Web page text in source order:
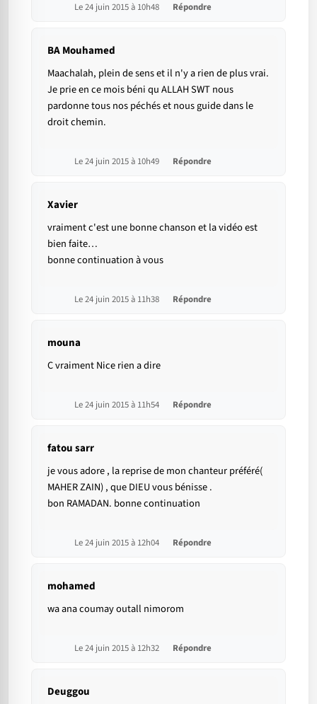
Le 24 juin 2015 à 10h48 Répondre
BA Mouhamed
Maachalah, plein de sens et il n'y a rien de plus vrai.
Je prie en ce mois béni qu ALLAH SWT nous
pardonne tous nos péchés et nous guide dans le
droit chemin.
Le 24 juin 2015 à 10h49 Répondre
Xavier
vraiment c'est une bonne chanson et la vidéo est
bien faite…
bonne continuation à vous
Le 24 juin 2015 à 11h38 Répondre
mouna
C vraiment Nice rien a dire
Le 24 juin 2015 à 11h54 Répondre
fatou sarr
je vous adore , la reprise de mon chanteur préféré(
MAHER ZAIN) , que DIEU vous bénisse .
bon RAMADAN. bonne continuation
Le 24 juin 2015 à 12h04 Répondre
mohamed
wa ana coumay outall nimorom
Le 24 juin 2015 à 12h32 Répondre
Deuggou